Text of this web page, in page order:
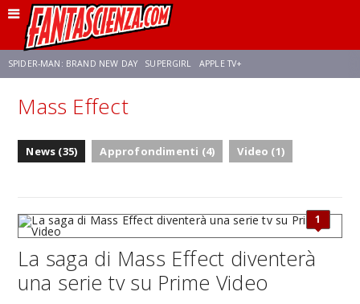
SPIDER-MAN: BRAND NEW DAY SUPERGIRL APPLE TV+
FRANCO RICCIARDIELLO ZENDAYA
Mass Effect
News (35) Approfondimenti (4) Video (1)
1
La saga di Mass Effect diventerà
una serie tv su Prime Video